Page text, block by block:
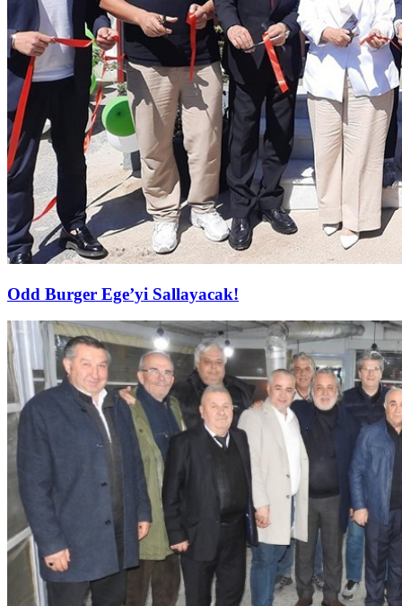
Odd Burger Ege’yi Sallayacak!